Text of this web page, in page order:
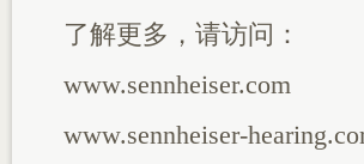
了解更多，请访问：
www.sennheiser.com
www.sennheiser-